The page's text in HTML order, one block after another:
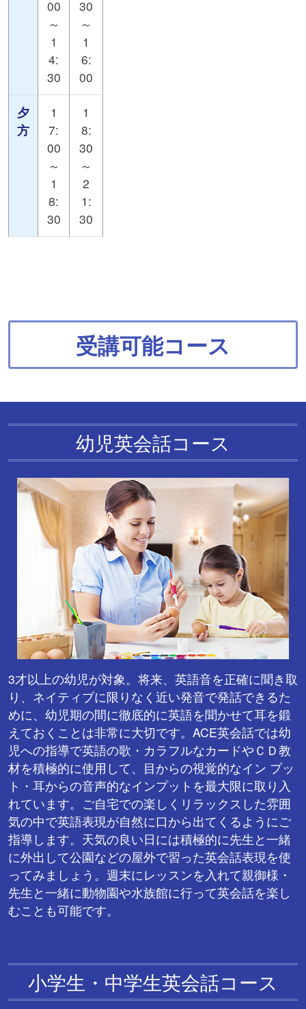
00
～
1
4:
30
30
～
1
6:
00
夕
方
1
7:
00
～
1
8:
30
1
8:
30
～
2
1:
30
受講可能コース
幼児英会話コース
3才以上の幼児が対象。将来、英語音を正確に聞き取
り、ネイティブに限りなく近い発音で発話できるた
めに、幼児期の間に徹底的に英語を聞かせて耳を鍛
えておくことは非常に大切です。ACE英会話では幼
児への指導で英語の歌・カラフルなカードやＣＤ教
材を積極的に使用して、目からの視覚的なイン プッ
ト・耳からの音声的なインプットを最大限に取り入
れています。ご自宅での楽しくリラックスした雰囲
気の中で英語表現が自然に口から出てくるようにご
指導します。天気の良い日には積極的に先生と一緒
に外出して公園などの屋外で習った英会話表現を使
ってみましょう。週末にレッスンを入れて親御様・
先生と一緒に動物園や水族館に行って英会話を楽し
むことも可能です。
小学生・中学生英会話コース